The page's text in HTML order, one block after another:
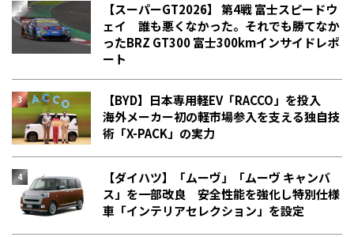
【スーパーGT2026】 第4戦 富士スピードウ
ェイ 誰も悪くなかった。それでも勝てなか
った――BRZ GT300 富士300kmインサイドレポ
ート
【BYD】日本専用軽EV「RACCO」を投入
海外メーカー初の軽市場参入を支える独自技
術「X-PACK」の実力
【ダイハツ】「ムーヴ」「ムーヴ キャンバ
ス」を一部改良 安全性能を強化し特別仕様
車「インテリアセレクション」を設定